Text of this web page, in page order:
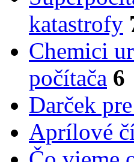
katastrofy
Chemici
počítača 6
Darček
Aprílové